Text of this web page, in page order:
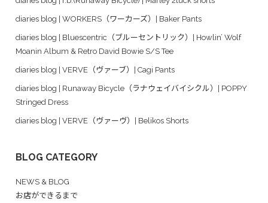
diaries blog | WORKERS（ワーカーズ）| Baker Pants
diaries blog | Bluescentric（ブルーセントリック）| Howlin’ Wolf
Moanin Album & Retro David Bowie S/S Tee
diaries blog | VERVE（ヴァーブ）| Cagi Pants
diaries blog | Runaway Bicycle（ラナウェイバイシクル）| POPPY
Stringed Dress
diaries blog | VERVE（ヴァーヴ）| Belikos Shorts
BLOG CATEGORY
NEWS & BLOG
お店ができるまで